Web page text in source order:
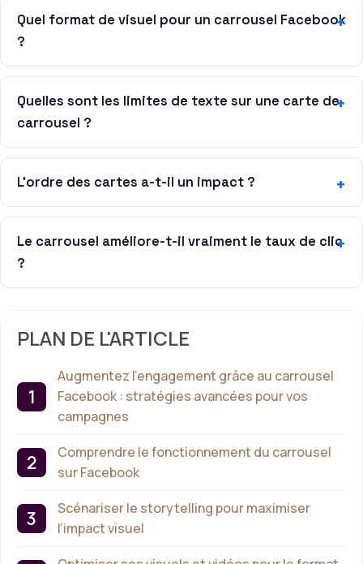
Quel format de visuel pour un carrousel Facebook
?
Quelles sont les limites de texte sur une carte de
carrousel ?
L’ordre des cartes a-t-il un impact ?
Le carrousel améliore-t-il vraiment le taux de clic
?
PLAN DE L'ARTICLE
Augmentez l’engagement grâce au carrousel
Facebook : stratégies avancées pour vos
campagnes
Comprendre le fonctionnement du carrousel
sur Facebook
Scénariser le storytelling pour maximiser
l’impact visuel